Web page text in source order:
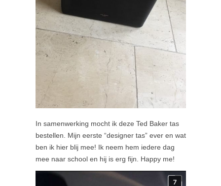
In samenwerking mocht ik deze Ted Baker tas
bestellen. Mijn eerste “designer tas” ever en wat
ben ik hier blij mee! Ik neem hem iedere dag
mee naar school en hij is erg fijn. Happy me!